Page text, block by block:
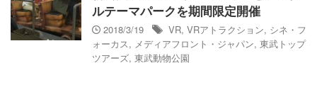
ルテーマパークを期間限定開催
2018/3/19
VR, VRアトラクション, シネ・フ
ォーカス, メディアフロント・ジャパン, 東武トップ
ツアーズ, 東武動物公園